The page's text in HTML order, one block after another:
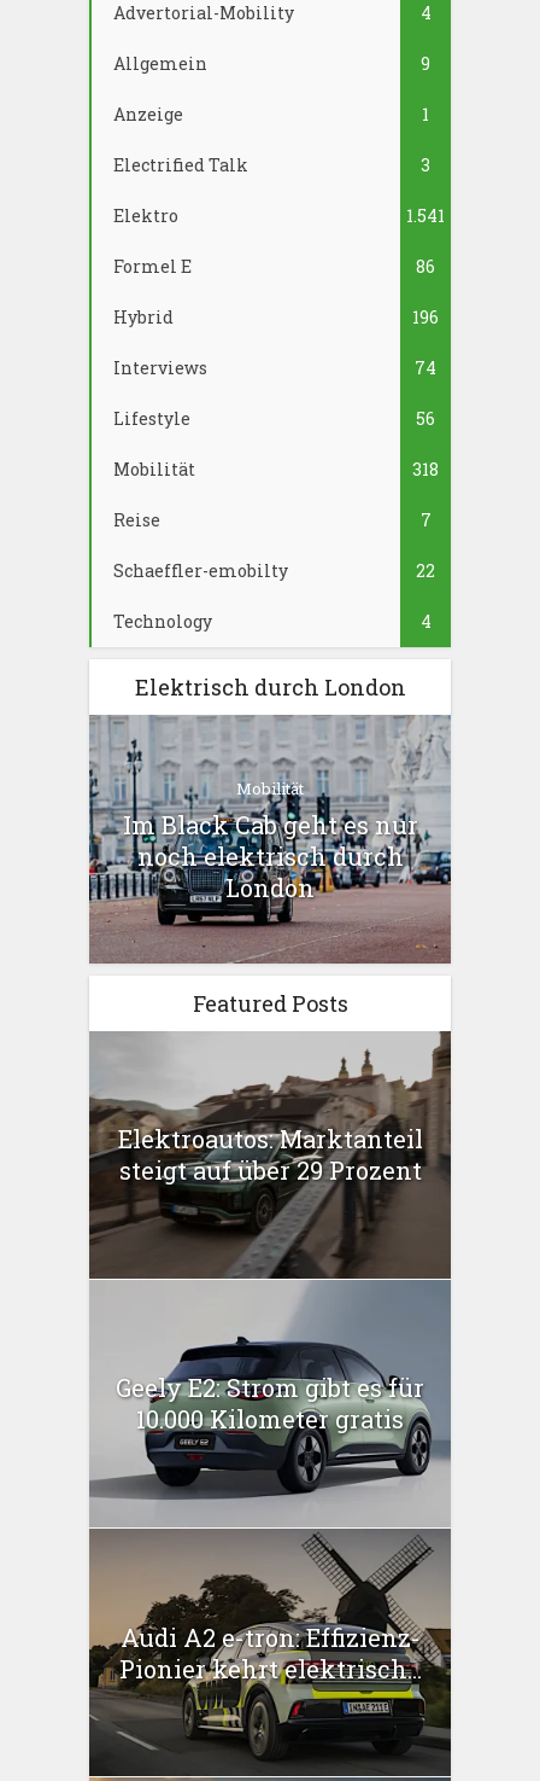
Advertorial-Mobility 4
Allgemein 9
Anzeige 1
Electrified Talk 3
Elektro 1.541
Formel E 86
Hybrid 196
Interviews 74
Lifestyle 56
Mobilität 318
Reise 7
Schaeffler-emobilty 22
Technology 4
Elektrisch durch London
Mobilität
Im Black Cab geht es nur
noch elektrisch durch
London
Featured Posts
Elektroautos: Marktanteil
steigt auf über 29 Prozent
Geely E2: Strom gibt es für
10.000 Kilometer gratis
Audi A2 e-tron: Effizienz-
Pionier kehrt elektrisch...